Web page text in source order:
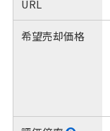
URL
希望売却価格